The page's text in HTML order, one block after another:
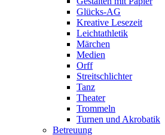
Glücks-AG
Kreative Lesezeit
Leichtathletik
Märchen
Medien
Orff
Streitschlichter
Tanz
Theater
Trommeln
Turnen und Akrobatik
Betreuung